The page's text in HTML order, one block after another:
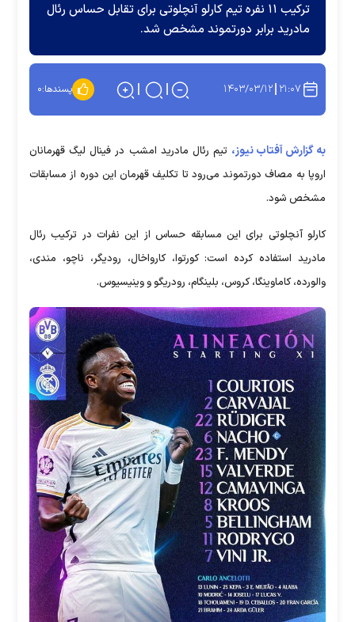
ترکیب ۱۱ نفره تیم کارلو آنچلوتی برای تقابل حساس رئال
مادرید برابر دورتموند مشخص شد.
۲۱:۰۷ ۱۴۰۳/۰۳/۱۲ پسندها:۰
به گزارش آفتاب نیوز، تیم رئال مادرید امشب در فینال لیگ قهرمانان
اروپا به مصاف دورتموند می‌رود تا تکلیف قهرمان این دوره از مسابقات
مشخص شود.
کارلو آنچلوتی برای این مسابقه حساس از این نفرات در ترکیب رئال
مادرید استفاده کرده است: کورتوا، کارواخال، رودیگر، ناچو، مندی،
والورده، کاماوینگا، کروس، بلینگام، رودریگو و وینیسیوس.